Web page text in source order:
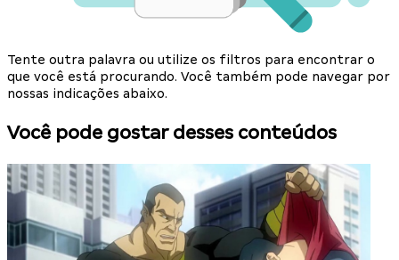
Tente outra palavra ou utilize os filtros para encontrar o
que você está procurando. Você também pode navegar por
nossas indicações abaixo.
Você pode gostar desses conteúdos